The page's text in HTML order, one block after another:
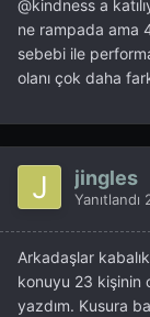
@kindness a
ne rampada ama
sebebi ile
olanı çok daha
jingles
Yanıtlandı
Arkadaşlar
konuyu 23 kişinin
yazdım. Kusura